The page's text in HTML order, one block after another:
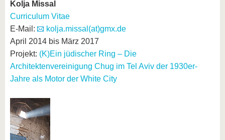
Kolja Missal
Curriculum Vitae
E-Mail:
kolja.missal(at)gmx.de
April 2014 bis März 2017
Projekt: (K)Ein jüdischer Ring – Die
Architektenvereinigung Chug im Tel Aviv der 1930er-
Jahre als Motor der White City